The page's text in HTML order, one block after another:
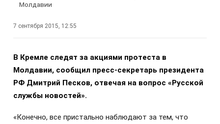
Молдавии
7 сентября 2015, 12:55
В Кремле следят за акциями протеста в
Молдавии, сообщил пресс-секретарь президента
РФ Дмитрий Песков, отвечая на вопрос «Русской
службы новостей».
«Конечно, все пристально наблюдают за тем, что